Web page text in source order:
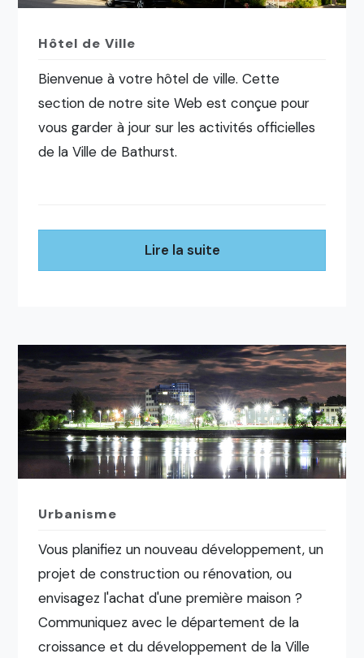
Hôtel de Ville
Bienvenue à votre hôtel de ville. Cette
section de notre site Web est conçue pour
vous garder à jour sur les activités officielles
de la Ville de Bathurst.
Lire la suite
Urbanisme
Vous planifiez un nouveau développement, un
projet de construction ou rénovation, ou
envisagez l'achat d'une première maison ?
Communiquez avec le département de la
croissance et du développement de la Ville